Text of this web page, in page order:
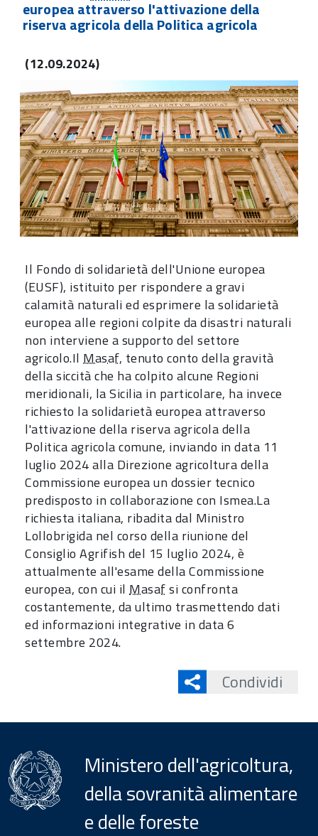
europea attraverso l'attivazione della
riserva agricola della Politica agricola
(12.09.2024)
Il Fondo di solidarietà dell'Unione europea
(EUSF), istituito per rispondere a gravi
calamità naturali ed esprimere la solidarietà
europea alle regioni colpite da disastri naturali
non interviene a supporto del settore
agricolo.IlMasaf, tenuto conto della gravità
della siccità che ha colpito alcune Regioni
meridionali, la Sicilia in particolare, ha invece
richiesto la solidarietà europea attraverso
l'attivazione della riserva agricola della
Politica agricola comune, inviando in data 11
luglio 2024 alla Direzione agricoltura della
Commissione europea un dossier tecnico
predisposto in collaborazione con Ismea.La
richiesta italiana, ribadita dal Ministro
Lollobrigida nel corso della riunione del
Consiglio Agrifish del 15 luglio 2024, è
attualmente all'esame della Commissione
europea, con cui ilMasafsi confronta
costantemente, da ultimo trasmettendo dati
ed informazioni integrative in data 6
settembre 2024.
Condividi
Ministero dell'agricoltura,
della sovranità alimentare
e delle foreste